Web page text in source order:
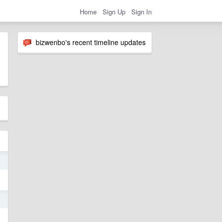
Home Sign Up Sign In
bizwenbo's recent timeline updates